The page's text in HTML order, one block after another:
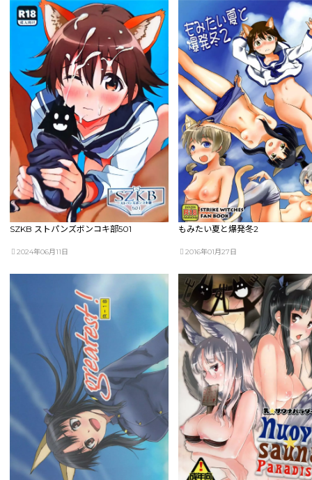
SZKB ストパンズボンコキ部501
2024年06月11日
もみたい夏と爆発冬2
2016年01月27日